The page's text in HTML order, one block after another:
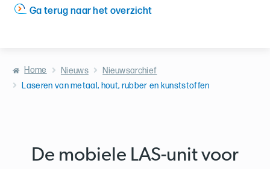
Ga terug naar het overzicht
Home Nieuws
Nieuwsarchief
Laseren van metaal, hout, rubber en kunststoffen
De mobiele LAS-unit voor